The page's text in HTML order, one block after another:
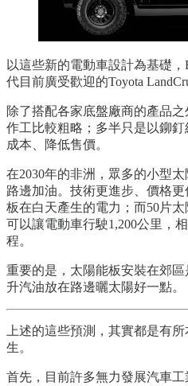
以這些新的電動車設計為基礎
代目前廣受歡迎的Toyota
除了搭配各家底盤廠商的產品
作工比較粗略；多半只是以鉚
成本、降低售價。
在2030年的非洲，眾多的小型
路邊加油。技術更進步、價格
板在白天產生的電力；而50片
可以讓電動車行駛1,200公里，
程。
重要的是，太陽能板安裝在郊
升汽油放在路邊曬太陽好一點。
上述的這些預測，其實都是有
生。
首先，目前許多無力發展汽車